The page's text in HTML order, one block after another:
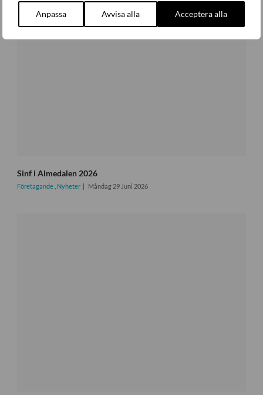
Anpassa Avvisa alla Acceptera alla
Sinf i Almedalen 2026
Företagande Nyheter Måndag 29 Juni 2026